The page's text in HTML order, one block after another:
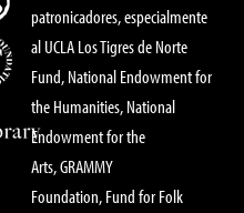
patronicadores, especialmente
al UCLA Los Tigres de Norte
Fund, National Endowment for
the Humanities, National
Endowment for the
Arts, GRAMMY
Foundation, Fund for Folk